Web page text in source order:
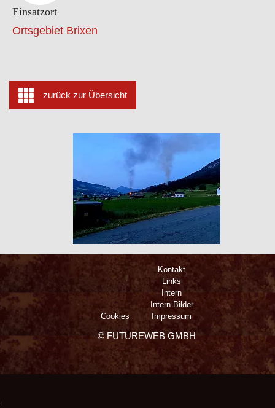
Einsatzort
Ortsgebiet Brixen
zurück zur Übersicht
Cookies
Kontakt
Links
Intern
Intern Bilder
Impressum
© FUTUREWEB GMBH